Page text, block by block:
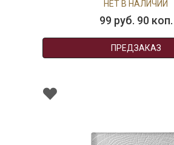
НЕТ В НАЛИЧИИ
99 руб. 90 коп.
ПРЕДЗАКАЗ